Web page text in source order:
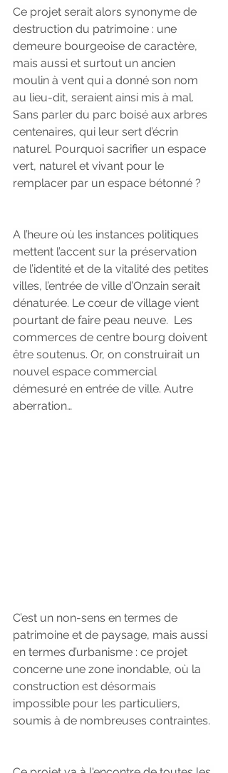
Ce projet serait alors synonyme de
destruction du patrimoine : une
demeure bourgeoise de caractère,
mais aussi et surtout un ancien
moulin à vent qui a donné son nom
au lieu-dit, seraient ainsi mis à mal.
Sans parler du parc boisé aux arbres
centenaires, qui leur sert d’écrin
naturel. Pourquoi sacrifier un espace
vert, naturel et vivant pour le
remplacer par un espace bétonné ?
A l’heure où les instances politiques
mettent l’accent sur la préservation
de l’identité et de la vitalité des petites
villes, l’entrée de ville d’Onzain serait
dénaturée. Le cœur de village vient
pourtant de faire peau neuve.  Les
commerces de centre bourg doivent
être soutenus. Or, on construirait un
nouvel espace commercial
démesuré en entrée de ville. Autre
aberration…
C’est un non-sens en termes de
patrimoine et de paysage, mais aussi
en termes d’urbanisme : ce projet
concerne une zone inondable, où la
construction est désormais
impossible pour les particuliers,
soumis à de nombreuses contraintes.